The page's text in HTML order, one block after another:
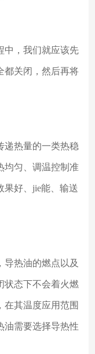
中，我们就应该先
都关闭，然后再将
递热量的一类热稳
均匀、调温控制准
果好、jie能、输送
导热油的燃点以及
状态下不会着火燃
在其温度应用范围
油需要选择导热性